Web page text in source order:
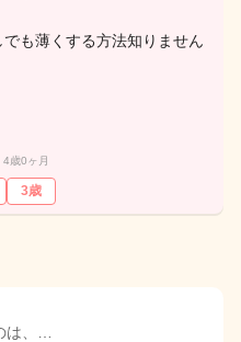
も薄くする方法知りません
歳0ヶ月
3歳
は、…